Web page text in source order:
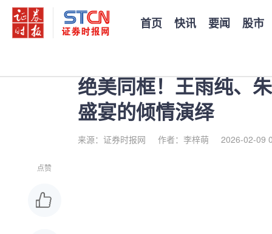
首页 快讯 要闻 股市
绝美同框！王雨纯、
盛宴的倾情演绎
来源：证券时报网 作者：李梓萌 2026-02-09
点赞